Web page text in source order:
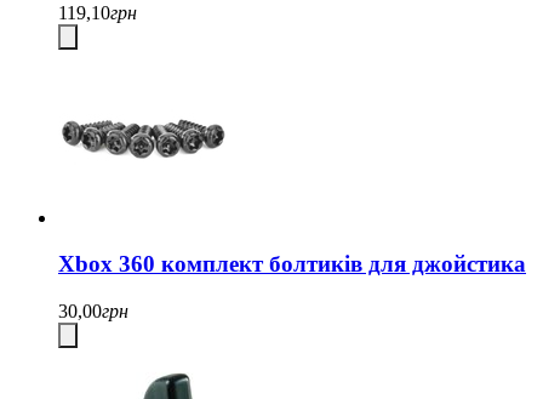
119,10грн
Xbox 360 комплект болтиків для джойстика
30,00грн